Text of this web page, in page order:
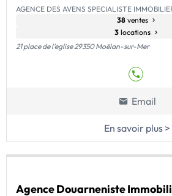
AGENCE DES AVENS SPECIALISTE
38 ventes
3 locations
21 place de l'eglise 29350 Moëlan-sur-Mer
Email
En savoir plus >
Agence Douarneniste